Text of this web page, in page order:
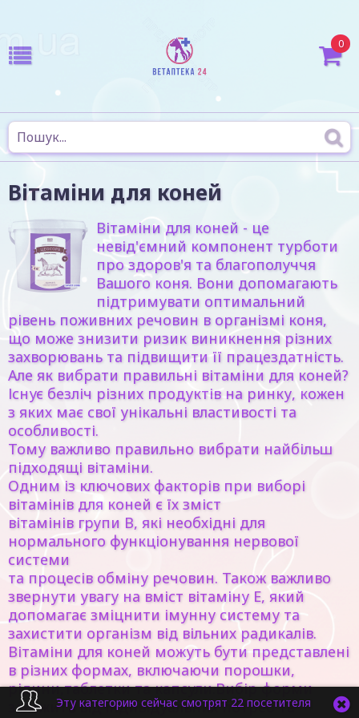
0
Вітаміни для коней
Вітаміни для коней - це
невід'ємний компонент турботи
про здоров'я та благополуччя
Вашого коня. Вони допомагають
підтримувати оптимальний
рівень поживних речовин в організмі коня,
що може знизити ризик виникнення різних
захворювань та підвищити її працездатність.
Але як вибрати правильні вітаміни для коней?
Існує безліч різних продуктів на ринку, кожен
з яких має свої унікальні властивості та
особливості.
Тому важливо правильно вибрати найбільш
підходящі вітаміни.
Одним із ключових факторів при виборі
вітамінів для коней є їх зміст
вітамінів групи B, які необхідні для
нормального функціонування нервової
системи
та процесів обміну речовин. Також важливо
звернути увагу на вміст вітаміну Е, який
допомагає зміцнити імунну систему та
захистити організм від вільних радикалів.
Вітаміни для коней можуть бути представлені
в різних формах, включаючи порошки,
рідини,таблетки та капсули.Вибір форми
залежить від індивідуальних потреб та
Эту категорию сейчас смотрят 22 посетителя